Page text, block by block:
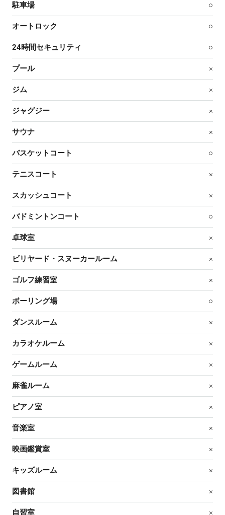
駐車場 ○
オートロック ○
24時間セキュリティ ○
プール ×
ジム ×
ジャグジー ×
サウナ ×
バスケットコート ○
テニスコート ×
スカッシュコート ×
バドミントンコート ○
卓球室 ×
ビリヤード・スヌーカールーム ×
ゴルフ練習室 ×
ボーリング場 ○
ダンスルーム ×
カラオケルーム ×
ゲームルーム ×
麻雀ルーム ×
ピアノ室 ×
音楽室 ×
映画鑑賞室 ×
キッズルーム ×
図書館 ×
自習室 ×